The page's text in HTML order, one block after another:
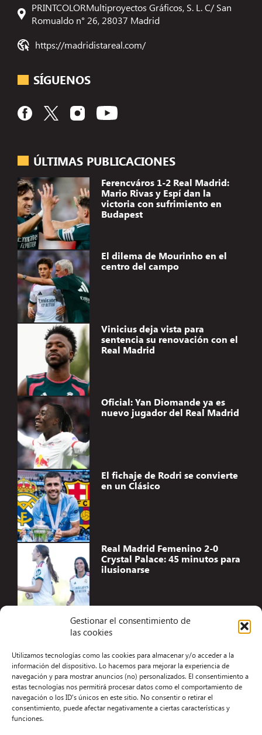
Gestionar el consentimiento de
las cookies
Utilizamos tecnologías como las cookies para almacenar y/o acceder a la
información del dispositivo. Lo hacemos para mejorar la experiencia de
navegación y para mostrar anuncios (no) personalizados. El consentimiento a
estas tecnologías nos permitirá procesar datos como el comportamiento de
navegación o los ID's únicos en este sitio. No consentir o retirar el
consentimiento, puede afectar negativamente a ciertas características y
funciones.
ÚLTIMAS PUBLICACIONES
Ferencváros 1-2 Real Madrid:
Mario Rivas y Espí dan la
victoria con sufrimiento en
Budapest
El dilema de Mourinho en el
centro del campo
Vinicius deja vista para
sentencia su renovación con el
Real Madrid
Oficial: Yan Diomande ya es
nuevo jugador del Real Madrid
El fichaje de Rodri se convierte
en un Clásico
Real Madrid Femenino 2-0
Crystal Palace: 45 minutos para
ilusionarse
PRINTCOLORMultiproyectos Gráficos, S. L. C/ San
Romualdo n° 26, 28037 Madrid
https://madridistareal.com/
SÍGUENOS
Aviso Legal
Términos y condiciones
Política de privacidad